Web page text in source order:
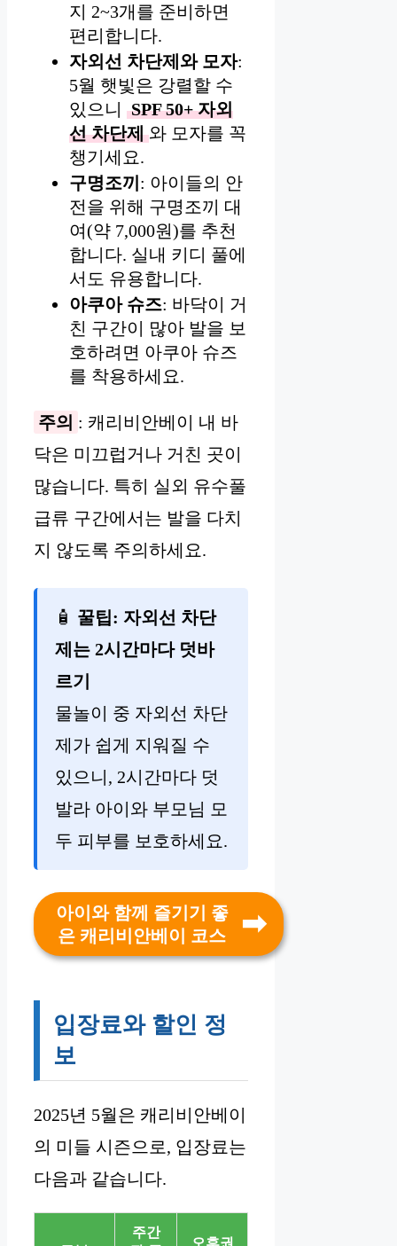
지 2~3개를 준비하면
편리합니다.
자외선 차단제와 모자:
5월 햇빛은 강렬할 수
있으니
SPF 50+ 자외
선 차단제 와 모자를 꼭
챙기세요.
구명조끼 : 아이들의 안
전을 위해 구명조끼 대
여(약 7,000원)를 추천
합니다. 실내 키디 풀에
서도 유용합니다.
아쿠아 슈즈: 바닥이 거
친 구간이 많아 발을 보
호하려면 아쿠아 슈즈
를 착용하세요.
주의 : 캐리비안베이 내 바
닥은 미끄럽거나 거친 곳이
많습니다. 특히 실외 유수풀
급류 구간에서는 발을 다치
지 않도록 주의하세요.
🧴 꿀팁: 자외선 차단
제는 2시간마다 덧바
르기
물놀이 중 자외선 차단
제가 쉽게 지워질 수
있으니, 2시간마다 덧
발라 아이와 부모님 모
두 피부를 보호하세요.
아이와 함께 즐기기 좋
은 캐리비안베이 코스
입장료와 할인 정
보
2025년 5월은 캐리비안베이
의 미들 시즌으로, 입장료는
다음과 같습니다.
주간
오후권